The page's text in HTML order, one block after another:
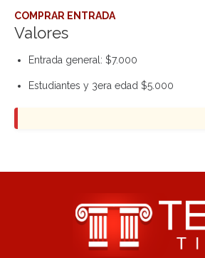
COMPRAR ENTRADA
Valores
Entrada general: $7.000
Estudiantes y 3era edad $5.000